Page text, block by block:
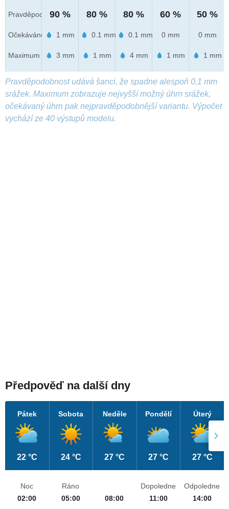
Pravděpod.
Očekáváno
Maximum
90 %
1 mm
3 mm
80 %
0.1 mm
1 mm
80 %
0.1 mm
4 mm
60 %
0 mm
1 mm
50 %
0 mm
1 mm
Pravděpodobnost udává šanci, že spadne alespoň 0,1 mm
srážek. Maximum zobrazuje nejvyšší možný úhrn srážek,
očekávaný úhrn pak nejpravděpodobnější variantu. Výpočet
vychází ze 40 výstupů modelu.
Předpověď na další dny
Pátek
22 °C
Sobota
24 °C
Neděle
27 °C
Pondělí
27 °C
Úterý
27 °C
Noc
02:00
Ráno
05:00
08:00
Dopoledne
11:00
Odpoledne
14:00